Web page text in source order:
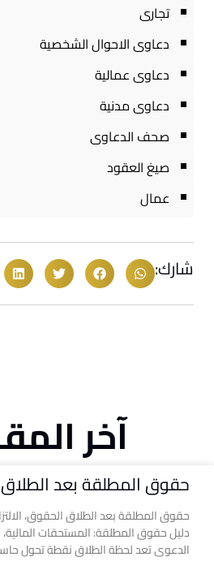
تجارى
دعاوى الاحوال الشخصية
دعاوى عمالية
دعاوى مدنية
صحف الدعاوى
صيغ العقود
عمال
شارك:
آخر
حقوق المطلقة بعد الطلاق
حقوق المطلقة بعد الطلاق الحقوق،
دليل حقوق المطلقة: المستحقات المالية،
الدعوى تعد لحظة الطلاق نقطة تحول